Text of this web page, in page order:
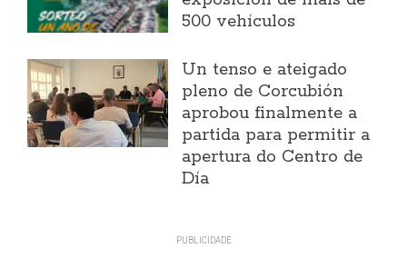
500 vehículos
Un tenso e ateigado
pleno de Corcubión
aprobou finalmente a
partida para permitir a
apertura do Centro de
Día